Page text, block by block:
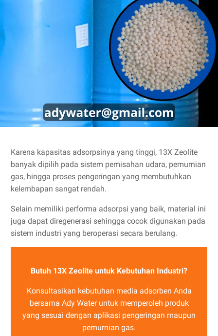
Karena kapasitas adsorpsinya yang tinggi, 13X Zeolite
banyak dipilih pada sistem pemisahan udara, pemurnian
gas, hingga proses pengeringan yang membutuhkan
kelembapan sangat rendah.
Selain memiliki performa adsorpsi yang baik, material ini
juga dapat diregenerasi sehingga cocok digunakan pada
sistem industri yang beroperasi secara berulang.
Butuh 13X Zeolite untuk Kebutuhan Industri?
Konsultasikan kebutuhan media adsorben Anda
bersama Ady Water untuk memperoleh produk
yang sesuai dengan aplikasi pengeringan maupun
pemurnian gas.